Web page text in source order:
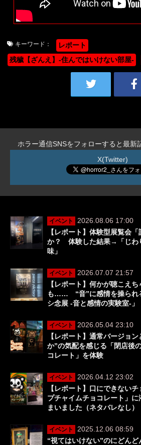
キーワード：
レポート
残穢【ざんえ】-住んではいけない部屋-
ホラー通信SNSをフォローすると最新
X(Twitter)
イベント
2026.08.06 17:00
【レポート】体験型展覧会
か？ 体験した結果→「じわ
味」
イベント
2026.07.07 21:57
【レポート】何かが聴こえ
も…… “音”に感情を操られ
シ念展 -⾳と感情の実験室-」
イベント
2026.05.04 23:10
【レポート】通常バージョ
か”の気配を感じる「閉店後
コレート」を体験
イベント
2026.04.12 23:02
【レポート】口にできない
プチャイムチョコレート」
まいました（ネタバレなし）
イベント
2025.12.06 08:59
“視てはいけない”のにどん